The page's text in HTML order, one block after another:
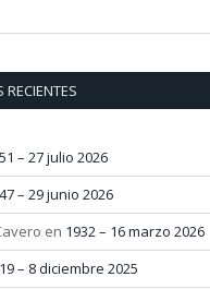
– 27 julio 2026
– 29 junio 2026
en 1932 – 16 marzo 2026
– 8 diciembre 2025